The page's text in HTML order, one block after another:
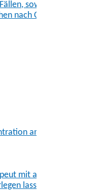
sowie der Art der
nach ChemVerbotsV
anmelden
mit ausländischer
lassen